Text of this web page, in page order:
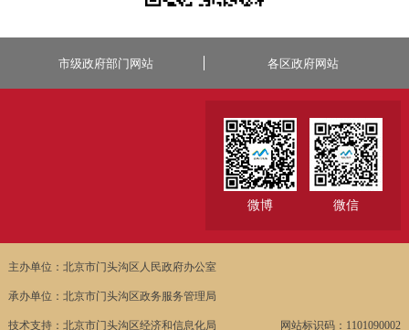
市级政府部门网站 各区政府网站
微博 微信
主办单位：北京市门头沟区人民政府办公室
承办单位：北京市门头沟区政务服务管理局
技术支持：北京市门头沟区经济和信息化局 网站标识码：1101090002